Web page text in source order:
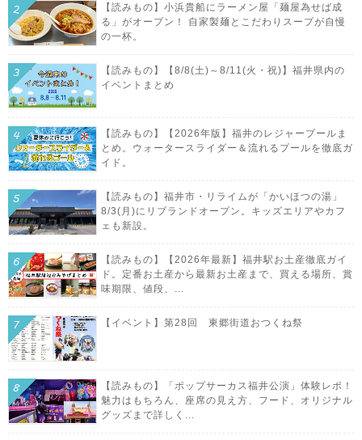
【読みもの】小浜貴船にラーメン屋「麺屋為せば成
る」がオープン！ 自家製麺とこだわりスープが自慢
の一杯。
【読みもの】【8/8(土)～8/11(火・祝)】福井県内の
イベントまとめ
【読みもの】【2026年版】福井のレジャープールま
とめ。ウォータースライダー＆流れるプールを徹底ガ
イド。
【読みもの】福井市・リライムが「かいほつの湯」
8/3(月)にリブランドオープン。キッズエリアやカフ
ェも新設。
【読みもの】【2026年最新】福井駅お土産徹底ガイ
ド。定番お土産から最新お土産まで、買える場所、賞
味期限、値段、...
【イベント】第28回 東郷街道おつくね祭
【読みもの】「ポップサーカス福井公演」体験レポ！
魅力はもちろん、座席の見え方、フード、オリジナル
グッズまで詳しく...